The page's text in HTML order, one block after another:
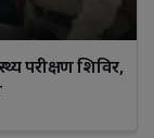
परीक्षण शिविर,